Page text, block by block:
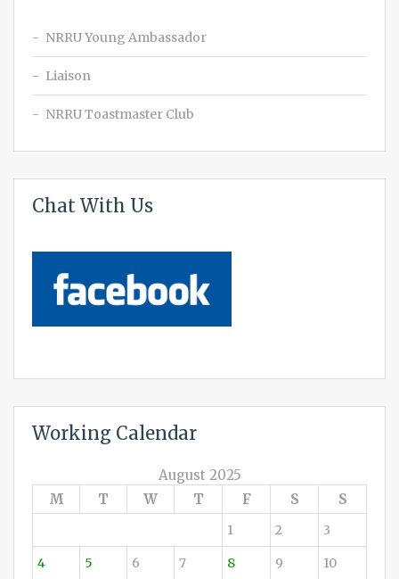
NRRU Young Ambassador
Liaison
NRRU Toastmaster Club
Chat With Us
Working Calendar
August 2025
M
T W T F S S
1 2 3
4 5 6 7 8 9 10